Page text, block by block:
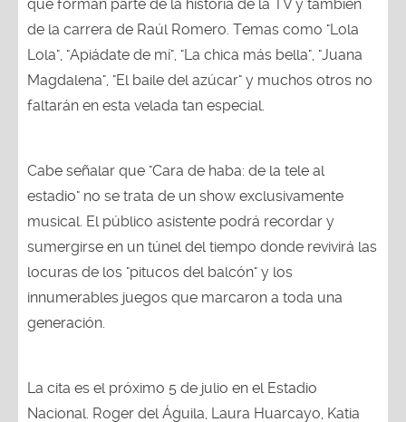
que forman parte de la historia de la TV y también
de la carrera de Raúl Romero. Temas como "Lola
Lola", "Apiádate de mí", "La chica más bella", "Juana
Magdalena", "El baile del azúcar" y muchos otros no
faltarán en esta velada tan especial.
Cabe señalar que "Cara de haba: de la tele al
estadio" no se trata de un show exclusivamente
musical. El público asistente podrá recordar y
sumergirse en un túnel del tiempo donde revivirá las
locuras de los "pitucos del balcón" y los
innumerables juegos que marcaron a toda una
generación.
La cita es el próximo 5 de julio en el Estadio
Nacional. Roger del Águila, Laura Huarcayo, Katia